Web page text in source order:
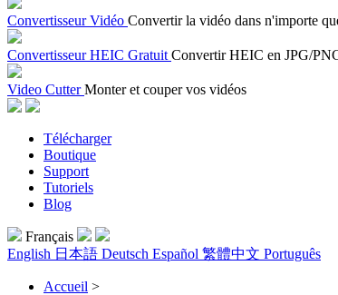
Convertisseur Vidéo Convertir la vidéo dans n'importe
Convertisseur HEIC Gratuit Convertir HEIC en JPG/
Video Cutter Monter et couper vos vidéos
Télécharger
Boutique
Support
Tutoriels
Blog
Français
English 日本語 Deutsch Español 繁體中文 Português
Accueil >